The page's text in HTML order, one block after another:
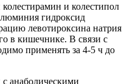
и колестипол
гидроксид
левотироксина натрия
в кишечнике. В связи с
применять за 4-5 ч до
анаболическими